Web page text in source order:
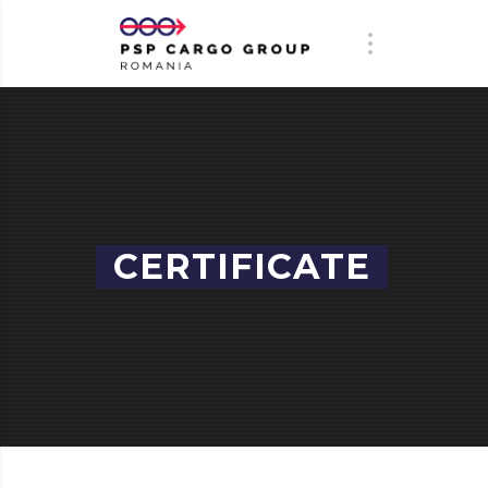
CERTIFICATE